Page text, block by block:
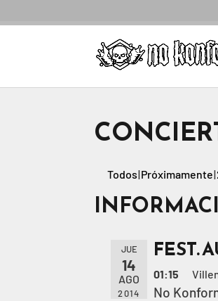
Todos Próximamente
JUE
14
AGO
2014
FEST.
01:15
No